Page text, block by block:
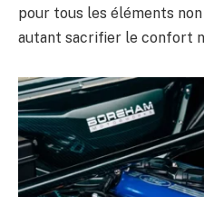
pour tous les éléments
autant sacrifier le confort